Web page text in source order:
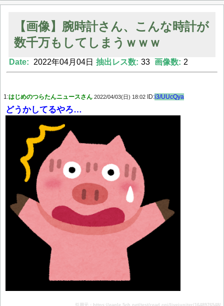
マーベル帝国、まさかの反省！？『サンダーボルツ』の高評価は本物か？ディズ
【モー娘。石田亜佑美】ファーストテイク出演も新規獲得ならず？北川莉央が1
【画像あり】FacebookとかTwitterで拾ったエロ画像貼ってくよ
Powered by livedoor 相互RSS
【画像】腕時計さん、こんな時計が
数千万もしてしまうｗｗｗ
Date: 2022年04月04日 抽出レス数: 33 画像数: 2
1:はじめのつらたんニュースさん 2022/04/03(日) 18:02 ID:i3/UUcQya
どうかしてるやろ…
引用元：https://eagle.5ch.net/test/read.cgi/livejupiter/1648976548/